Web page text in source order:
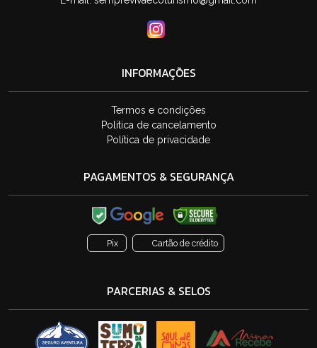
INFORMAÇÕES
Termos e condições
Política de cancelamento
Política de privacidade
PAGAMENTOS & SEGURANÇA
Pix Cartão de crédito
PARCERIAS & SELOS